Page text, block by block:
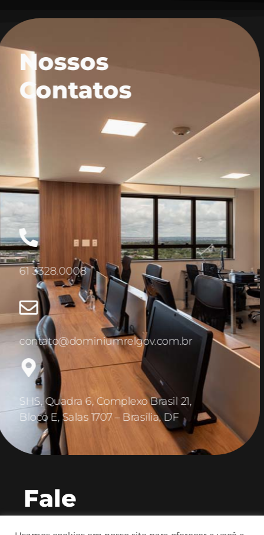
Nossos
Contatos
61 3328.0008
contato@dominiumrelgov.com.br
SHS, Quadra 6, Complexo Brasil 21,
Bloco E, Salas 1707 – Brasília, DF
Fale
Conosco